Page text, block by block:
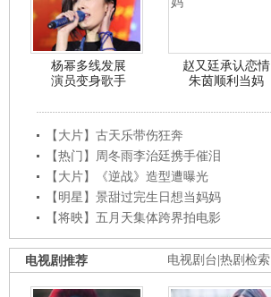
杨幂多线发展
演员变身歌手
赵又廷承认恋情
朱茵顺利当妈
【大片】古天乐带伤狂奔
【热门】周冬雨李治廷携手催泪
【大片】《逆战》造型遭曝光
【明星】景甜过完生日想当妈妈
【将映】五月天集体跨界拍电影
电视剧台 热剧检索
电视剧推荐